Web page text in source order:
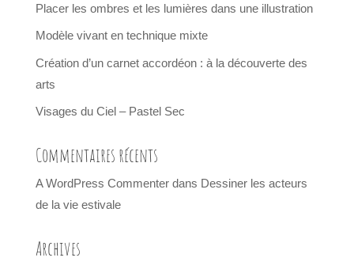
Placer les ombres et les lumières dans une illustration
Modèle vivant en technique mixte
Création d’un carnet accordéon : à la découverte des
arts
Visages du Ciel – Pastel Sec
Commentaires récents
A WordPress Commenterdans Dessiner les acteurs
de la vie estivale
Archives